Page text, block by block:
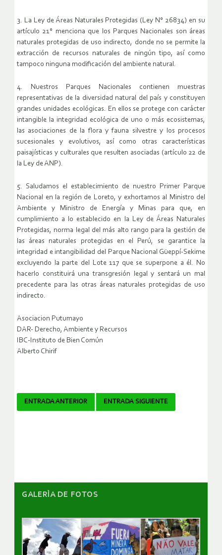
3. La Ley de Áreas Naturales Protegidas (Ley N° 26834) en su
artículo 21° menciona que los Parques Nacionales son áreas
naturales protegidas de uso indirecto, donde no se permite la
extracción de recursos naturales de ningún tipo, así como
tampoco ninguna modificación del ambiente natural.
4. Nuestros Parques Nacionales contienen muestras
representativas de la diversidad natural del país y constituyen
grandes unidades ecológicas. En ellos se protege con carácter
intangible la integridad ecológica de uno o más ecosistemas,
las asociaciones de la flora y fauna silvestre y los procesos
sucesionales y evolutivos, así como otras características
paisajísticas y culturales que resulten asociadas (artículo 22 de
la Ley de ANP).
5. Saludamos el establecimiento de nuestro Primer Parque
Nacional en la región de Loreto, y exhortamos al Ministro del
Ambiente y Ministro de Energía y Minas para que, en
cumplimiento a lo establecido en la Ley de Áreas Naturales
Protegidas, norma legal del más alto rango para la gestión de
las áreas naturales protegidas en el Perú, se garantice la
integridad e intangibilidad del Parque Nacional Güeppí-Sekime
excluyendo la parte del Lote 117 que se superpone a él. No
hacerlo constituirá una transgresión legal y sentará un mal
precedente para las otras áreas naturales protegidas de uso
indirecto.
Asociacion Putumayo
DAR- Derecho, Ambiente y Recursos
IBC-Instituto de Bien Común
Alberto Chirif
Navegador
ENTRADA ANTERIOR ENTRADA SIGUIENTE
GALERÌA DE FOTOS